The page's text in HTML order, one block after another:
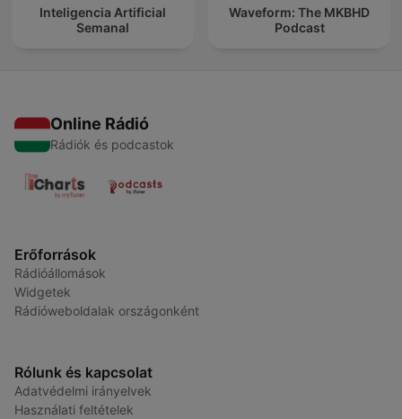
Inteligencia Artificial
Semanal
Waveform: The MKBHD
Podcast
Online Rádió
Rádiók és podcastok
Erőforrások
Rádióállomások
Widgetek
Rádióweboldalak országonként
Rólunk és kapcsolat
Adatvédelmi irányelvek
Használati feltételek